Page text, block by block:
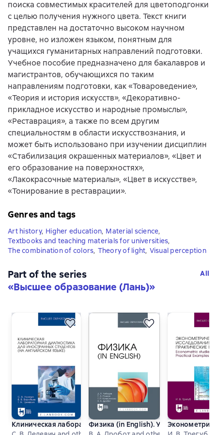
поиска совместимых красителей для цветоподгонки
с целью получения нужного цвета. Текст книги
представлен на достаточно высоком научном
уровне, но изложен языком, понятным для
учащихся гуманитарных направлений подготовки.
Учебное пособие предназначено для бакалавров и
магистрантов, обучающихся по таким
направлениям подготовки, как «Товароведение»,
«Теория и история искусств», «Декоративно-
прикладное искусство и народные промыслы»,
«Реставрация», а также по всем другим
специальностям в области искусствознания, и
может быть использовано при изучении дисциплин
«Стабилизация окрашенных материалов», «Цвет и
его образование на поверхностях»,
«Лакокрасочные материалы», «Цвет в искусстве»,
«Тонирование в реставрации».
Genres and tags
Art history, Higher education, Material science,
Textbooks and teaching materials for universities,
The combination of colors, Theory of light, Visual perception
Part of the series
«Высшее образование (Лань)»
All
Клиническая лабораторная диагностика для
Физика (in English). Учебник для